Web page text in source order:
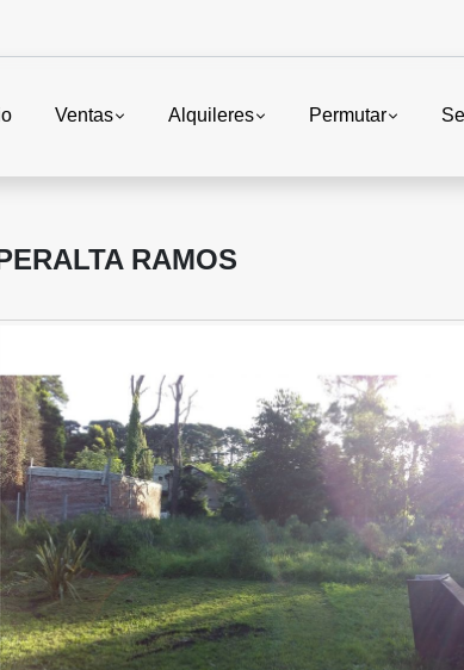
Ventas Alquileres Permutar
RAMOS